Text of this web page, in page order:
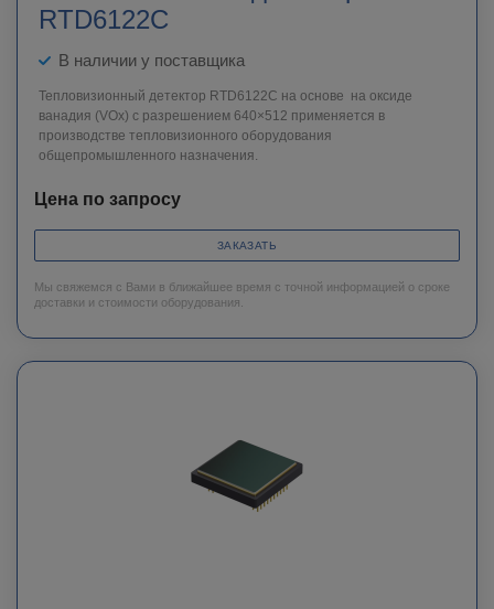
RTD6122C
В наличии у поставщика
Тепловизионный детектор RTD6122C на основе на оксиде
ванадия (VОx) с разрешением 640×512 применяется в
производстве тепловизионного оборудования
общепромышленного назначения.
Цена по запросу
ЗАКАЗАТЬ
Мы свяжемся с Вами в ближайшее время с точной информацией о сроке
доставки и стоимости оборудования.